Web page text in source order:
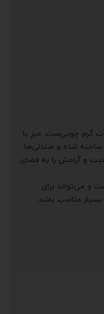
گرم چوبی‌ست. میز با
شده و صندلی‌ها
و آرامش را به فضای
سفارش است و می‌تواند برای
بسیار مناسب باشد.